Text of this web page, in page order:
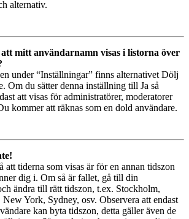
alternativ.
mitt användarnamn visas i listorna över
under “Inställningar” finns alternativet Dölj
Om du sätter denna inställning till Ja så
att visas för administratörer, moderatorer
kommer att räknas som en dold användare.
att tiderna som visas är för en annan tidszon
dig i. Om så är fallet, gå till din
ändra till rätt tidszon, t.ex. Stockholm,
York, Sydney, osv. Observera att endast
kan byta tidszon, detta gäller även de